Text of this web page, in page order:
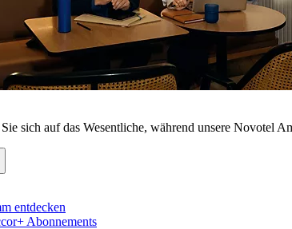
sich auf das Wesentliche, während unsere Novotel
entdecken
Abonnements